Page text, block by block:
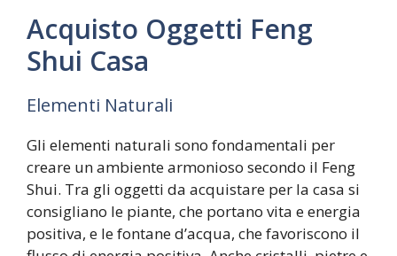
Acquisto Oggetti Feng
Shui Casa
Elementi Naturali
Gli elementi naturali sono fondamentali per
creare un ambiente armonioso secondo il Feng
Shui. Tra gli oggetti da acquistare per la casa si
consigliano le piante, che portano vita e energia
positiva, e le fontane d’acqua, che favoriscono il